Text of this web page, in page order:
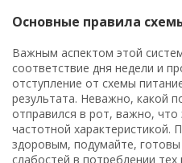
Основные правила
Важным аспектом этой
соответствие дня недели и
отступление от схемы
результата. Неважно, какой
отправился в рот, важно,
частотной характеристикой.
здоровым, подумайте,
слабостей в потреблении